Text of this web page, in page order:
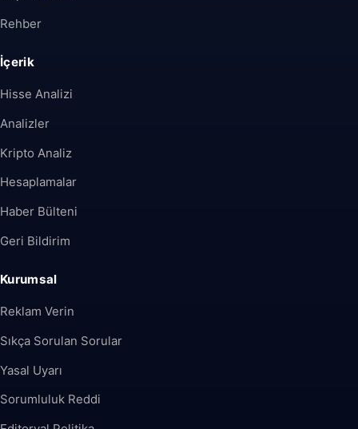
Rehber
İçerik
Hisse Analizi
Analizler
Kripto Analiz
Hesaplamalar
Haber Bülteni
Geri Bildirim
Kurumsal
Reklam Verin
Sıkça Sorulan Sorular
Yasal Uyarı
Sorumluluk Reddi